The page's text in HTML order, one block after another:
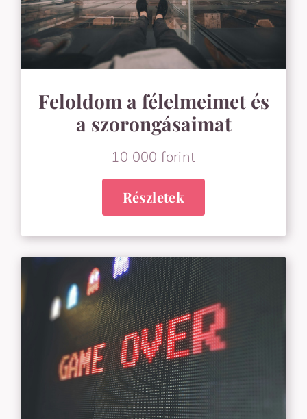
Feloldom a félelmeimet és
a szorongásaimat
10 000 forint
Részletek